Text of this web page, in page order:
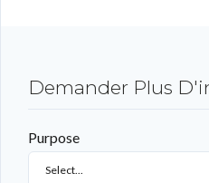
Demander Plus
Purpose
Select...